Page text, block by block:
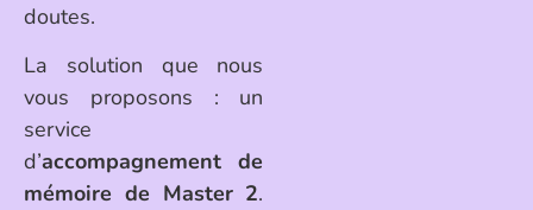
doutes.
La solution que nous
vous proposons : un
service
d’accompagnement de
mémoire de Master 2.